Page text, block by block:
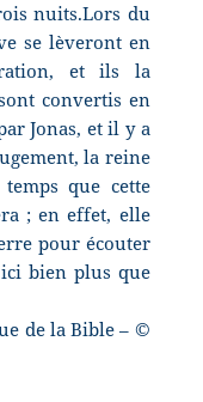
nuits.Lors du
se lèveront en
et ils la
convertis en
Jonas, et il y a
la reine
que cette
; en effet, elle
pour écouter
ici bien plus que
de la Bible – ©